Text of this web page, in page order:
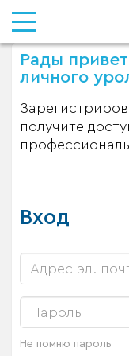
Рады
личного
получите
Вход
Не помню пароль